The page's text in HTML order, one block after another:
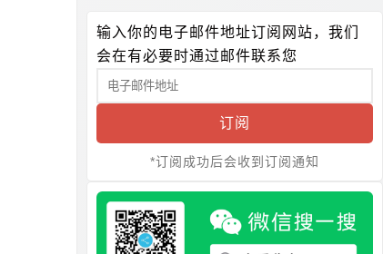
输入你的电子邮件地址订阅网站，我们
会在有必要时通过邮件联系您
订阅
*订阅成功后会收到订阅通知